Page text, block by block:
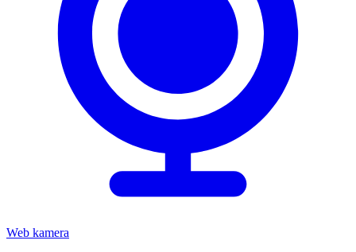
Web kamera